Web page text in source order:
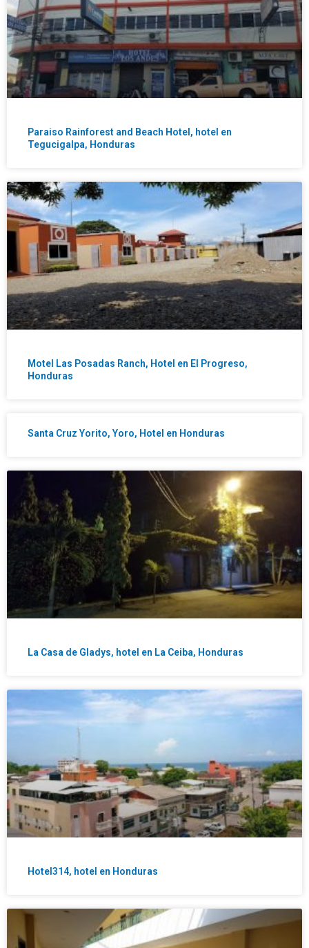
Paraiso Rainforest and Beach Hotel, hotel en
Tegucigalpa, Honduras
Motel Las Posadas Ranch, Hotel en El Progreso,
Honduras
Santa Cruz Yorito, Yoro, Hotel en Honduras
La Casa de Gladys, hotel en La Ceiba, Honduras
Hotel314, hotel en Honduras